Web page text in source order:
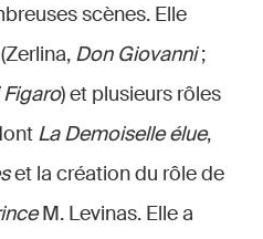
scènes. Elle
Don Giovanni;
) et plusieurs rôles
La Demoiselle élue,
et la création du rôle de
M. Levinas. Elle a